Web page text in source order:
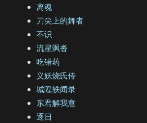
离魂
刀尖上的舞者
不识
流星飒沓
吃错药
义妖烧氏传
城隍轶闻录
东君解我意
逐日